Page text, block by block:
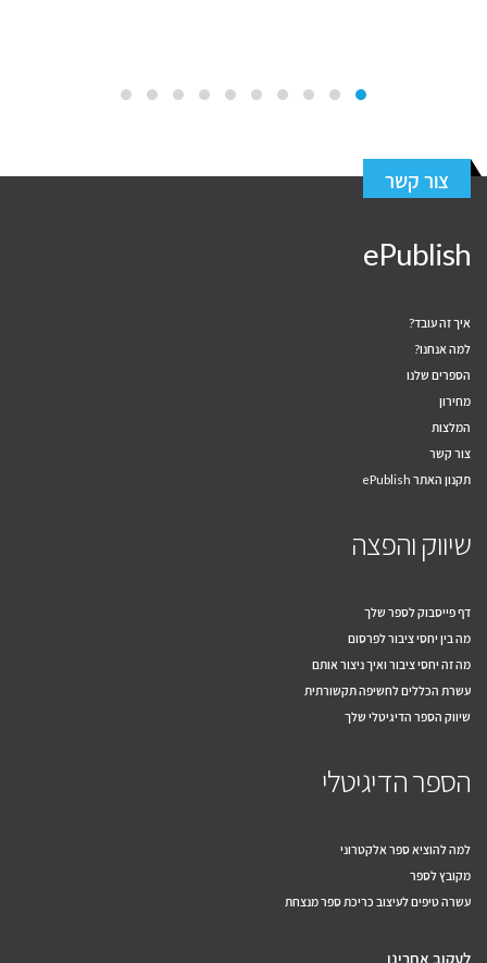
ePublish
הספרים שלנו
מחירון
המלצות
צור קשר
תקנון האתר ePublish
שיווק והפצה
דף פייסבוק לספר שלך
מה זה יחסי ציבור ואיך ניצור אותם
עשרת הכללים לחשיפה תקשורתית
שיווק הספר הדיגיטלי שלך
הספר הדיגיטלי
למה להוציא ספר אלקטרוני
עשרה טיפים לעיצוב כריכת ספר מנצחת
לעקוב אחרינו